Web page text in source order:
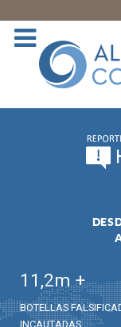
11,2m +
BOTELLAS
INCAUTADAS